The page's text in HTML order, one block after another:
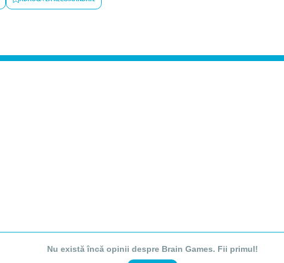
Nu există încă opinii despre Brain Games. Fii primul!